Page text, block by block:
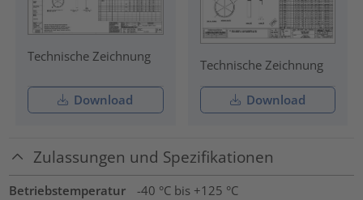
Technische Zeichnung
Download
Technische Zeichnung
Download
Zulassungen und Spezifikationen
Betriebstemperatur
-40 °C bis +125 °C